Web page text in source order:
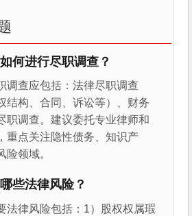
何进行尽职调查？
调查应包括：法律尽职调查
结构、合同、诉讼等）、财务
职调查。建议委托专业律师和
重点关注隐性债务、知识产
险领域。
些法律风险？
法律风险包括：1）股权权属瑕